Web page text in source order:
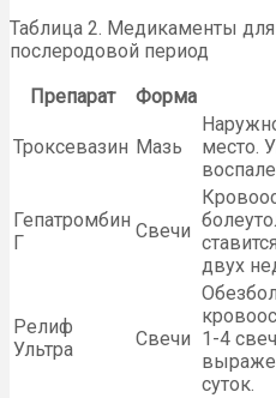
Таблица 2. Медикаменты
послеродовой период
Препарат
Форма
Троксевазин Мазь
место.
Гепатромбин
Г
Свечи
двух
Релиф
Ультра
Свечи 1-4
суток.